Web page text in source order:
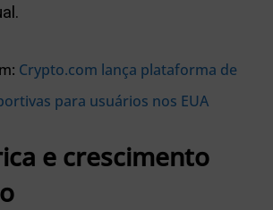
Crypto.com lança plataforma de
para usuários nos EUA
e crescimento